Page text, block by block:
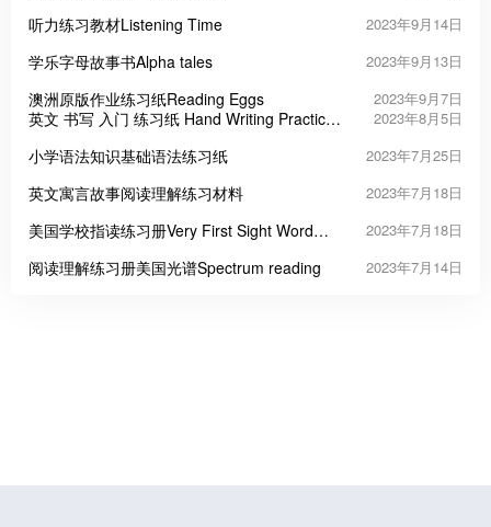
听力练习教材Listening Time 2023年9月14日
学乐字母故事书Alpha tales 2023年9月13日
澳洲原版作业练习纸Reading Eggs 2023年9月7日
英文 书写 入门 练习纸 Hand Writing Practice
2023年8月5日
小学语法知识基础语法练习纸 2023年7月25日
英文寓言故事阅读理解练习材料 2023年7月18日
美国学校指读练习册Very First Sight Word
2023年7月18日
阅读理解练习册美国光谱Spectrum reading 2023年7月14日